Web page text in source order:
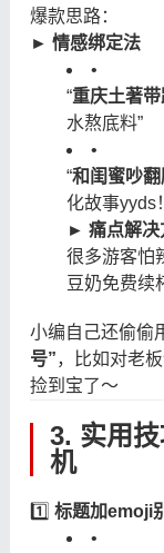
爆款思路：
► 情感绑定法
•
“重庆土著带
水熬底料”
•
“和闺蜜吵翻
化故事yyds
► 痛点解决
很多游客怕
豆奶免费续
小编自己还偷偷
号”，比如对老
捡到宝了～
3. 实用
机
1️⃣ 标题加emoji
•